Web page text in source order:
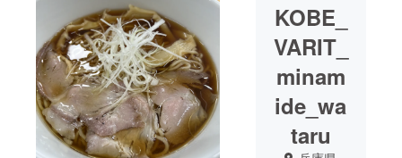
KOBE_
VARIT_
minam
ide_wa
taru